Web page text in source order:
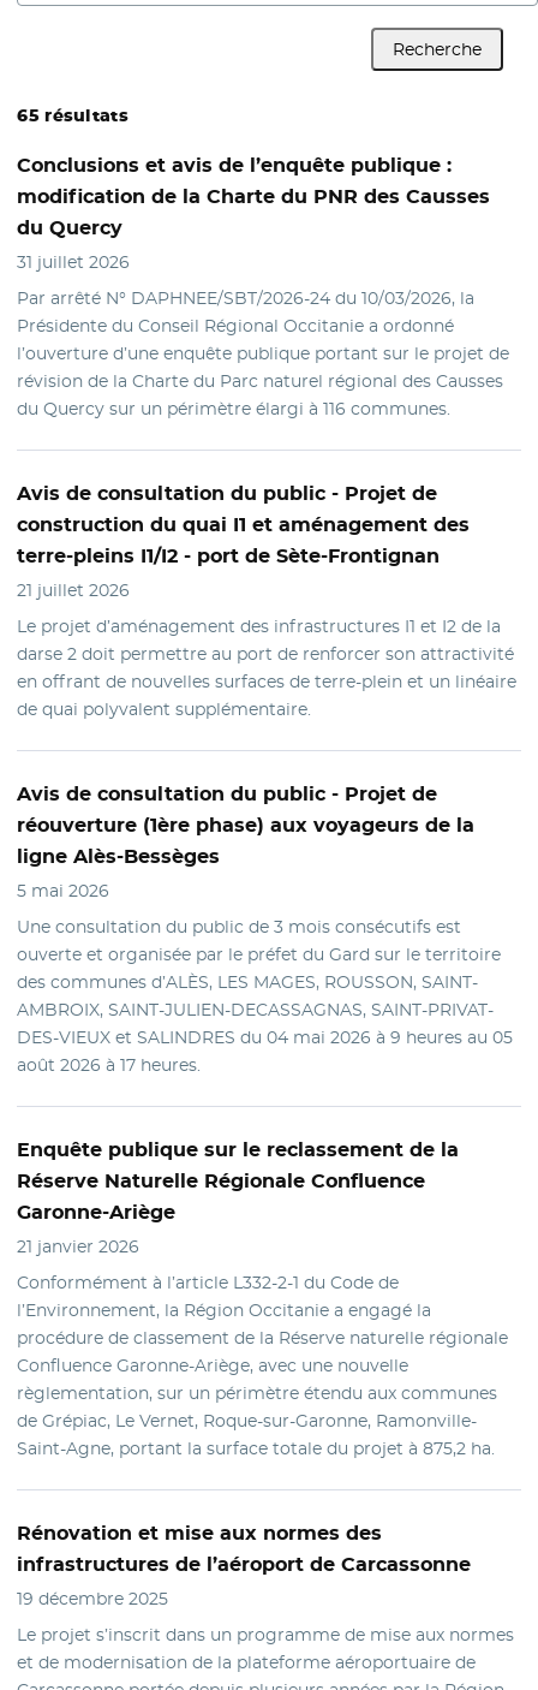
Recherche
65 résultats
Conclusions et avis de l’enquête publique :
modification de la Charte du PNR des Causses
du Quercy
31 juillet 2026
Par arrêté N° DAPHNEE/SBT/2026-24 du 10/03/2026, la
Présidente du Conseil Régional Occitanie a ordonné
l’ouverture d’une enquête publique portant sur le projet de
révision de la Charte du Parc naturel régional des Causses
du Quercy sur un périmètre élargi à 116 communes.
Avis de consultation du public - Projet de
construction du quai I1 et aménagement des
terre-pleins I1/I2 - port de Sète-Frontignan
21 juillet 2026
Le projet d’aménagement des infrastructures I1 et I2 de la
darse 2 doit permettre au port de renforcer son attractivité
en offrant de nouvelles surfaces de terre-plein et un linéaire
de quai polyvalent supplémentaire.
Avis de consultation du public - Projet de
réouverture (1ère phase) aux voyageurs de la
ligne Alès-Bessèges
5 mai 2026
Une consultation du public de 3 mois consécutifs est
ouverte et organisée par le préfet du Gard sur le territoire
des communes d’ALÈS, LES MAGES, ROUSSON, SAINT-
AMBROIX, SAINT-JULIEN-DECASSAGNAS, SAINT-PRIVAT-
DES-VIEUX et SALINDRES du 04 mai 2026 à 9 heures au 05
août 2026 à 17 heures.
Enquête publique sur le reclassement de la
Réserve Naturelle Régionale Confluence
Garonne-Ariège
21 janvier 2026
Conformément à l’article L332-2-1 du Code de
l’Environnement, la Région Occitanie a engagé la
procédure de classement de la Réserve naturelle régionale
Confluence Garonne-Ariège, avec une nouvelle
règlementation, sur un périmètre étendu aux communes
de Grépiac, Le Vernet, Roque-sur-Garonne, Ramonville-
Saint-Agne, portant la surface totale du projet à 875,2 ha.
Rénovation et mise aux normes des
infrastructures de l’aéroport de Carcassonne
19 décembre 2025
Le projet s’inscrit dans un programme de mise aux normes
et de modernisation de la plateforme aéroportuaire de